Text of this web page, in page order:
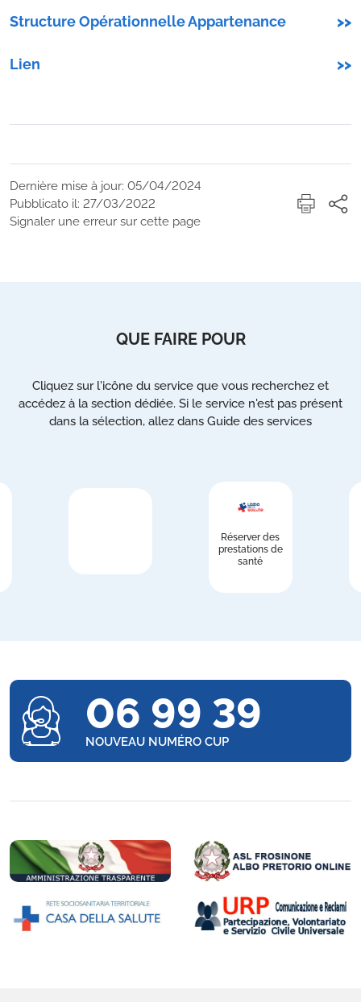
Structure Opérationnelle Appartenance >>
Lien >>
Dernière mise à jour: 05/04/2024
Pubblicato il: 27/03/2022
Signaler une erreur sur cette page
QUE FAIRE POUR
Cliquez sur l'icône du service que vous recherchez et
accédez à la section dédiée. Si le service n'est pas présent
dans la sélection, allez dans Guide des services
Réserver des
prestations de
santé
06 99 39
NOUVEAU NUMÉRO CUP